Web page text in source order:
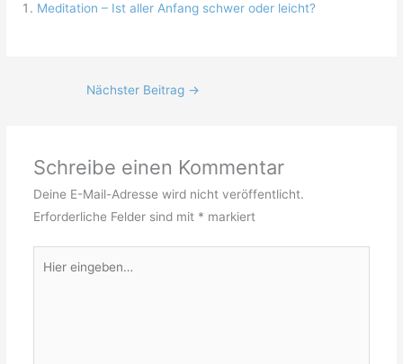
Meditation – Ist aller Anfang schwer oder leicht?
Nächster Beitrag →
Schreibe einen Kommentar
Deine E-Mail-Adresse wird nicht veröffentlicht.
Erforderliche Felder sind mit * markiert
eingeben…